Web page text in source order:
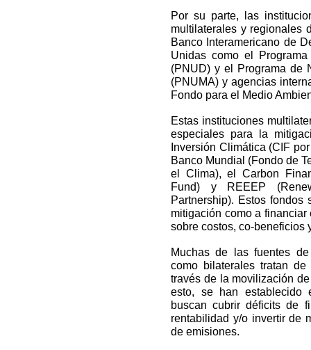
Por su parte, las
multilaterales y regionales
Banco Interamericano de
Unidas como el
(PNUD) y el Programa de
(PNUMA) y agencias
Fondo para el Medio
Estas instituciones
especiales para la
Inversión Climática (CIF
Banco Mundial (Fondo de
el Clima), el Carbon
Fund) y REEEP
Partnership). Estos fondos
mitigación como a
sobre costos, co-beneficios
Muchas de las fuentes
como bilaterales tratan
través de la movilización
esto, se han establecido
buscan cubrir déficits de
rentabilidad y/o invertir de
de emisiones.